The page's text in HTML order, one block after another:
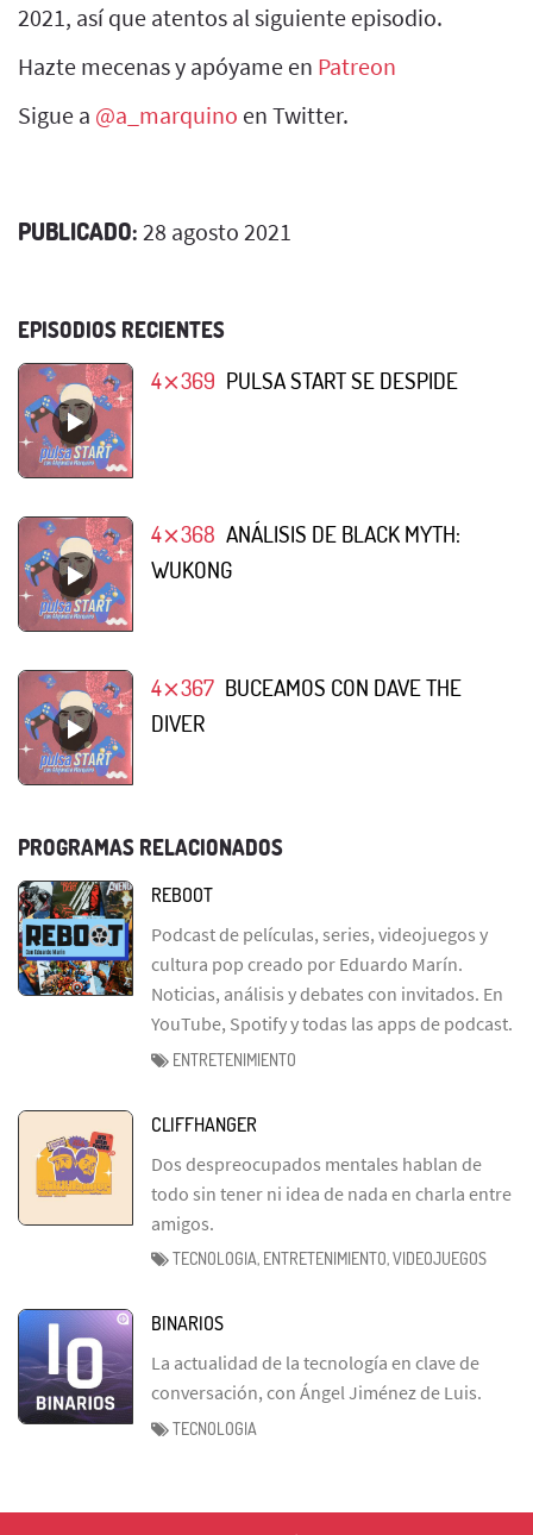
2021, así que atentos al siguiente episodio.
Hazte mecenas y apóyame en Patreon
Sigue a @a_marquino en Twitter.
PUBLICADO: 28 agosto 2021
EPISODIOS RECIENTES
4⨯369 PULSA START SE DESPIDE
4⨯368 ANÁLISIS DE BLACK MYTH:
WUKONG
4⨯367 BUCEAMOS CON DAVE THE
DIVER
PROGRAMAS RELACIONADOS
REBOOT
Podcast de películas, series, videojuegos y
cultura pop creado por Eduardo Marín.
Noticias, análisis y debates con invitados. En
YouTube, Spotify y todas las apps de podcast.
ENTRETENIMIENTO
CLIFFHANGER
Dos despreocupados mentales hablan de
todo sin tener ni idea de nada en charla entre
amigos.
TECNOLOGIA, ENTRETENIMIENTO, VIDEOJUEGOS
BINARIOS
La actualidad de la tecnología en clave de
conversación, con Ángel Jiménez de Luis.
TECNOLOGIA